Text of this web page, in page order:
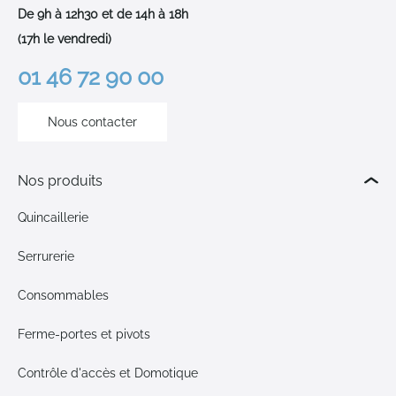
De 9h à 12h30 et de 14h à 18h
(17h le vendredi)
01 46 72 90 00
Nous contacter
Nos produits
Quincaillerie
Serrurerie
Consommables
Ferme-portes et pivots
Contrôle d'accès et Domotique